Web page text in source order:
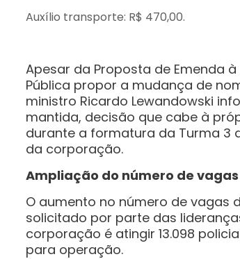
Auxílio transporte: R$ 470,00.
Apesar da Proposta de Emenda
Pública propor a mudança de
ministro Ricardo Lewandowski
mantida, decisão que cabe à
durante a formatura da Turma 3
da corporação.
Ampliação do número de vagas
O aumento no número de vagas
solicitado por parte das
corporação é atingir 13.098
para operação.